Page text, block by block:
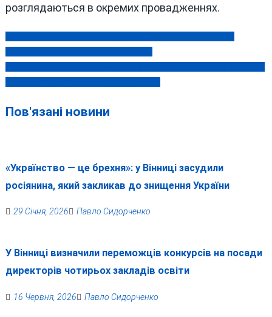
розглядаються в окремих провадженнях.
Навігація
записів
Пов'язані новини
«Українство — це брехня»: у Вінниці засудили
росіянина, який закликав до знищення України
29 Січня, 2026 Павло Сидорченко
У Вінниці визначили переможців конкурсів на посади
директорів чотирьох закладів освіти
16 Червня, 2026 Павло Сидорченко